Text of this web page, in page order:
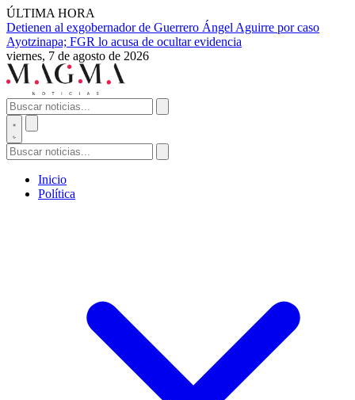
ÚLTIMA HORA
Detienen al exgobernador de Guerrero Ángel Aguirre por caso
Ayotzinapa; FGR lo acusa de ocultar evidencia
viernes, 7 de agosto de 2026
Inicio
Política